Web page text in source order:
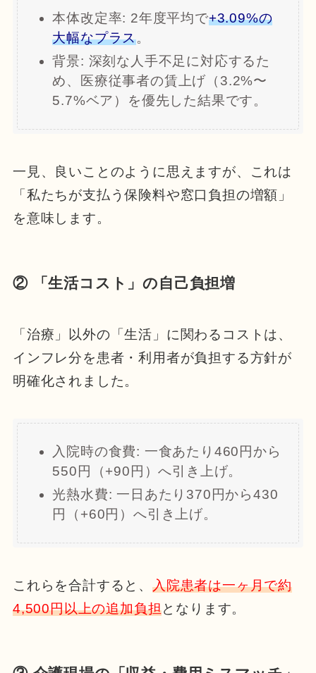
本体改定率: 2年度平均で+3.09%の
大幅なプラス。
背景: 深刻な人手不足に対応するた
め、医療従事者の賃上げ（3.2%〜
5.7%ベア）を優先した結果です。
一見、良いことのように思えますが、これは
「私たちが支払う保険料や窓口負担の増額」
を意味します。
② 「生活コスト」の自己負担増
「治療」以外の「生活」に関わるコストは、
インフレ分を患者・利用者が負担する方針が
明確化されました。
入院時の食費: 一食あたり460円から
550円（+90円）へ引き上げ。
光熱水費: 一日あたり370円から430
円（+60円）へ引き上げ。
これらを合計すると、 入院患者は一ヶ月で約
4,500円以上の追加負担となります。